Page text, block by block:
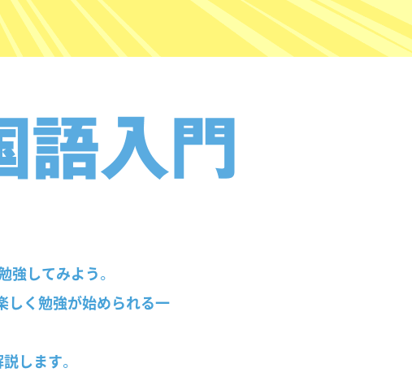
強してみよう。
しく勉強が始められる一
します。